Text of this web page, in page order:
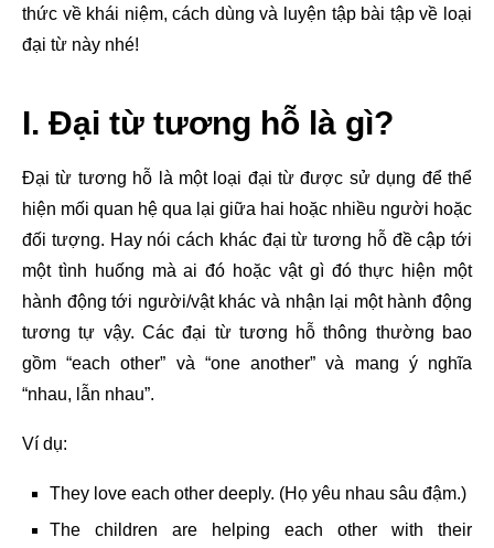
thức về khái niệm, cách dùng và luyện tập bài tập về loại
đại từ này nhé!
I. Đại từ tương hỗ là gì?
Đại từ tương hỗ là một loại đại từ được sử dụng để thể
hiện mối quan hệ qua lại giữa hai hoặc nhiều người hoặc
đối tượng. Hay nói cách khác đại từ tương hỗ đề cập tới
một tình huống mà ai đó hoặc vật gì đó thực hiện một
hành động tới người/vật khác và nhận lại một hành động
tương tự vậy. Các đại từ tương hỗ thông thường bao
gồm “each other” và “one another” và mang ý nghĩa
“nhau, lẫn nhau”.
Ví dụ:
They love each other deeply. (Họ yêu nhau sâu đậm.)
The children are helping each other with their